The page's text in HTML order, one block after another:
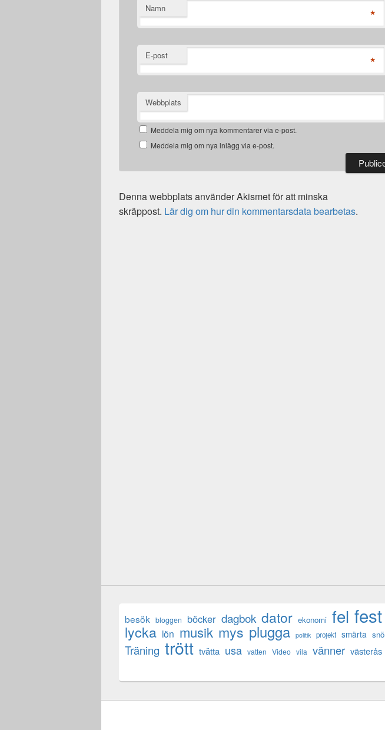
Namn *
E-post *
Webbplats
Meddela mig om nya kommentarer via e-post.
Meddela mig om nya inlägg via e-post.
Denna webbplats använder Akismet för att minska
skräppost. Lär dig om hur din kommentarsdata bearbetas.
besök bloggen böcker dagbok dator ekonomi fel fest
lycka lön musik mys plugga politik projekt smärta snö
Träning trött tvätta usa vatten Video vila vänner västerås